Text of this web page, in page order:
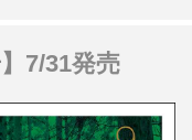
7/31発売